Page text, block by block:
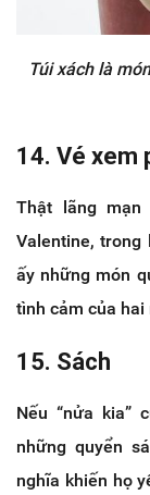
Túi xách là
14. Vé xem
Thật lãng
Valentine,
ấy những món
tình cảm của hai
15. Sách
Nếu “nửa kia”
những quyển
nghĩa khiến họ